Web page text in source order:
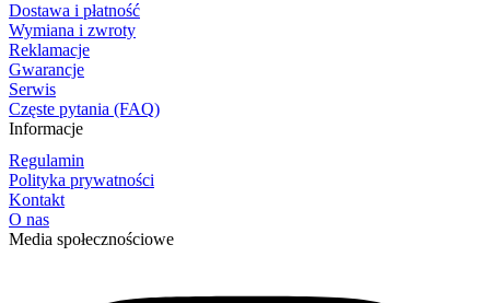
Dostawa i płatność
Wymiana i zwroty
Reklamacje
Gwarancje
Serwis
Częste pytania (FAQ)
Informacje
Regulamin
Polityka prywatności
Kontakt
O nas
Media społecznościowe